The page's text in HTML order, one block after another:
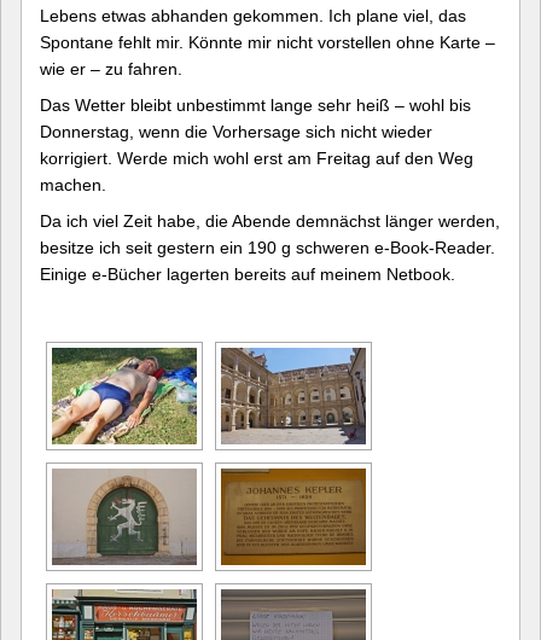
Lebens etwas abhanden gekommen. Ich plane viel, das
Spontane fehlt mir. Könnte mir nicht vorstellen ohne Karte –
wie er – zu fahren.
Das Wetter bleibt unbestimmt lange sehr heiß – wohl bis
Donnerstag, wenn die Vorhersage sich nicht wieder
korrigiert. Werde mich wohl erst am Freitag auf den Weg
machen.
Da ich viel Zeit habe, die Abende demnächst länger werden,
besitze ich seit gestern ein 190 g schweren e-Book-Reader.
Einige e-Bücher lagerten bereits auf meinem Netbook.